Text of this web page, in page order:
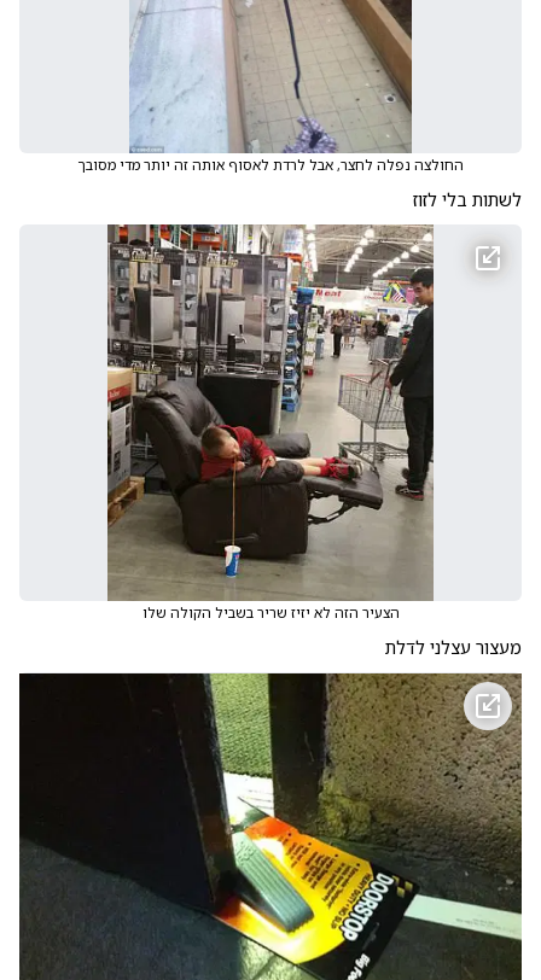
החולצה נפלה לחצר, אבל לרדת לאסוף אותה זה יותר מדי מסובך
לשתות בלי לזוז
הצעיר הזה לא יזיז שריר בשביל הקולה שלו
מעצור עצלני לדלת